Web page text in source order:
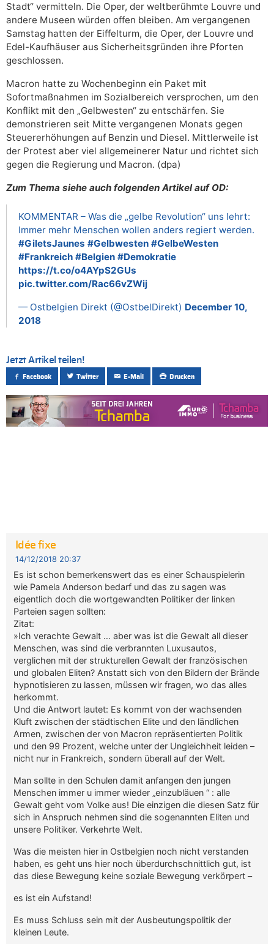
Stadt“ vermitteln. Die Oper, der weltberühmte Louvre und
andere Museen würden offen bleiben. Am vergangenen
Samstag hatten der Eiffelturm, die Oper, der Louvre und
Edel-Kaufhäuser aus Sicherheitsgründen ihre Pforten
geschlossen.
Macron hatte zu Wochenbeginn ein Paket mit
Sofortmaßnahmen im Sozialbereich versprochen, um den
Konflikt mit den „Gelbwesten“ zu entschärfen. Sie
demonstrieren seit Mitte vergangenen Monats gegen
Steuererhöhungen auf Benzin und Diesel. Mittlerweile ist
der Protest aber viel allgemeinerer Natur und richtet sich
gegen die Regierung und Macron. (dpa)
Zum Thema siehe auch folgenden Artikel auf OD:
KOMMENTAR – Was die „gelbe Revolution“ uns lehrt:
Immer mehr Menschen wollen anders regiert werden.
#GiletsJaunes #Gelbwesten #GelbeWesten
#Frankreich #Belgien #Demokratie
https://t.co/o4AYpS2GUs
pic.twitter.com/Rac66vZWij
— Ostbelgien Direkt (@OstbelDirekt) December 10,
2018
Jetzt Artikel teilen!
Facebook Twitter E-Mail Drucken
Idée fixe
14/12/2018 20:37
Es ist schon bemerkenswert das es einer Schauspielerin
wie Pamela Anderson bedarf und das zu sagen was
eigentlich doch die wortgewandten Politiker der linken
Parteien sagen sollten:
Zitat:
»Ich verachte Gewalt … aber was ist die Gewalt all dieser
Menschen, was sind die verbrannten Luxusautos,
verglichen mit der strukturellen Gewalt der französischen
und globalen Eliten? Anstatt sich von den Bildern der Brände
hypnotisieren zu lassen, müssen wir fragen, wo das alles
herkommt.
Und die Antwort lautet: Es kommt von der wachsenden
Kluft zwischen der städtischen Elite und den ländlichen
Armen, zwischen der von Macron repräsentierten Politik
und den 99 Prozent, welche unter der Ungleichheit leiden –
nicht nur in Frankreich, sondern überall auf der Welt.
Man sollte in den Schulen damit anfangen den jungen
Menschen immer u immer wieder „einzubläuen “ : alle
Gewalt geht vom Volke aus! Die einzigen die diesen Satz für
sich in Anspruch nehmen sind die sogenannten Eliten und
unsere Politiker. Verkehrte Welt.
Was die meisten hier in Ostbelgien noch nicht verstanden
haben, es geht uns hier noch überdurchschnittlich gut, ist
das diese Bewegung keine soziale Bewegung verkörpert –
es ist ein Aufstand!
Es muss Schluss sein mit der Ausbeutungspolitik der
kleinen Leute.